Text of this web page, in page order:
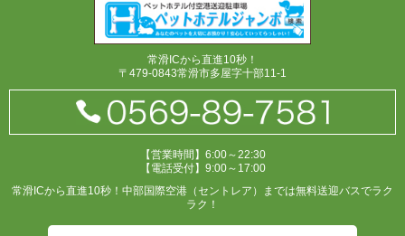
常滑ICから直進10秒！
〒479-0843常滑市多屋字十部11-1
【営業時間】6:00～22:30
【電話受付】9:00～17:00
常滑ICから直進10秒！中部国際空港（セントレア）までは無料送迎バスでラク
ラク！